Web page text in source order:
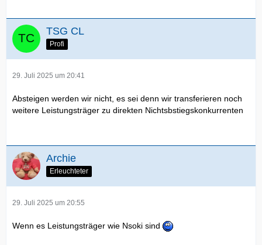
TSG CL
Profi
29. Juli 2025 um 20:41
Absteigen werden wir nicht, es sei denn wir transferieren noch
weitere Leistungsträger zu direkten Nichtsbstiegskonkurrenten
Archie
Erleuchteter
29. Juli 2025 um 20:55
Wenn es Leistungsträger wie Nsoki sind